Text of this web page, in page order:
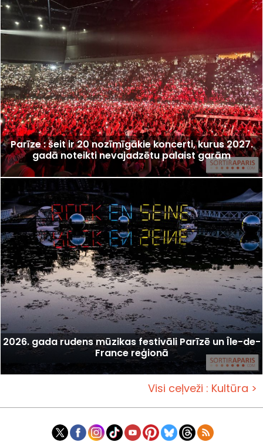
Parīze : šeit ir 20 nozīmīgākie koncerti, kurus 2027.
gadā noteikti nevajadzētu palaist garām
2026. gada rudens mūzikas festivāli Parīzē un Île-de-
France reģionā
Visi ceļveži : Kultūra >